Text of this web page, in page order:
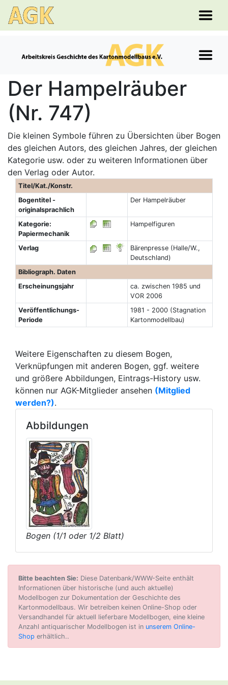
Der Hampelräuber
(Nr. 747)
Die kleinen Symbole führen zu Übersichten über Bogen
des gleichen Autors, des gleichen Jahres, der gleichen
Kategorie usw. oder zu weiteren Informationen über
den Verlag oder Autor.
Titel/Kat./Konstr.
Bogentitel -
originalsprachlich
Der Hampelräuber
Kategorie:
Papiermechanik
Hampelfiguren
Verlag
Bärenpresse (Halle/W.,
Deutschland)
Bibliograph. Daten
Erscheinungsjahr
ca. zwischen 1985 und
VOR 2006
Veröffentlichungs-
Periode
1981 - 2000 (Stagnation
Kartonmodellbau)
Weitere Eigenschaften zu diesem Bogen,
Verknüpfungen mit anderen Bogen, ggf. weitere
und größere Abbildungen, Eintrags-History usw.
können nur AGK-Mitglieder ansehen (Mitglied
werden?).
Abbildungen
Bogen (1/1 oder 1/2 Blatt)
Bitte beachten Sie: Diese Datenbank/WWW-Seite enthält
Informationen über historische (und auch aktuelle)
Modellbogen zur Dokumentation der Geschichte des
Kartonmodellbaus. Wir betreiben keinen Online-Shop oder
Versandhandel für aktuell lieferbare Modellbogen, eine kleine
Anzahl antiquarischer Modellbogen ist in unserem Online-
Shop erhältlich..